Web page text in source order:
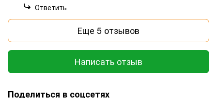
Ответить
Еще 5 отзывов
Написать отзыв
Поделиться в соцсетях